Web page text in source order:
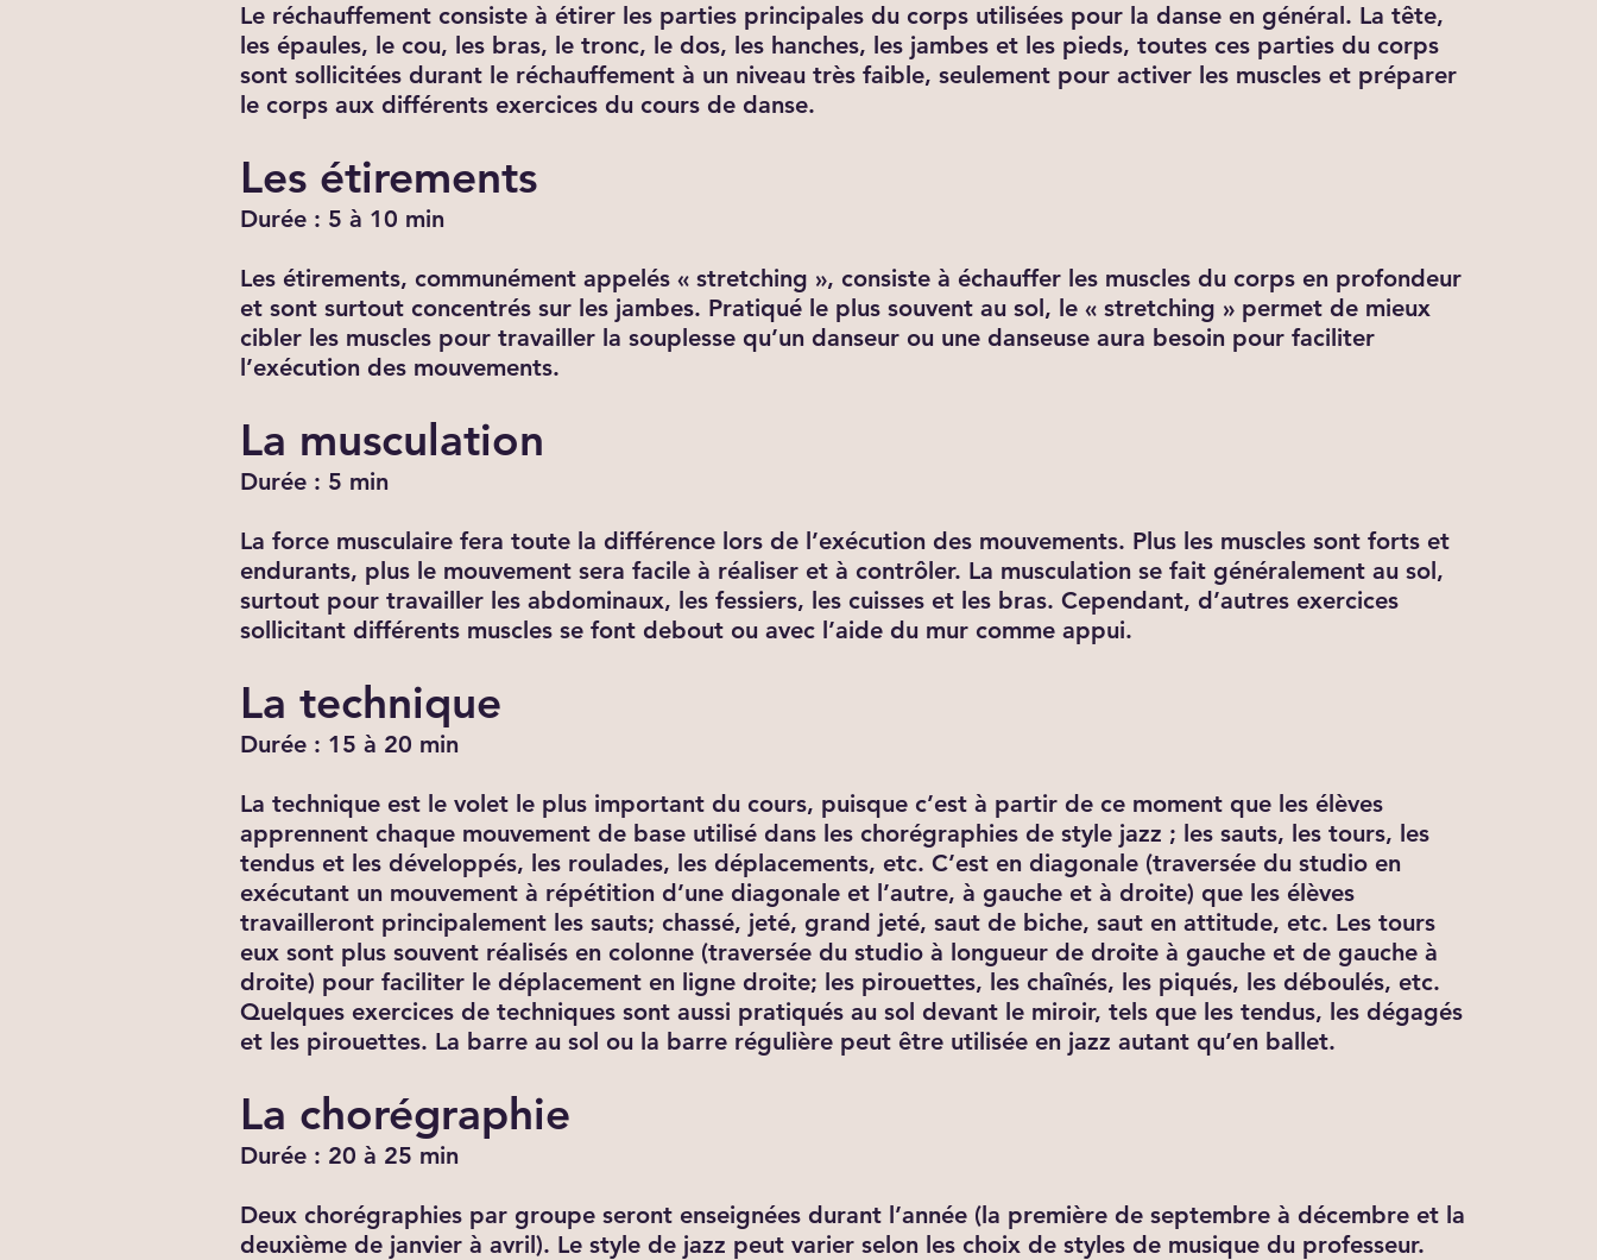
Le réchauffement consiste à étirer les parties principales du corps utilisées pour la danse en général. La tête,
les épaules, le cou, les bras, le tronc, le dos, les hanches, les jambes et les pieds, toutes ces parties du corps
sont sollicitées durant le réchauffement à un niveau très faible, seulement pour activer les muscles et préparer
le corps aux différents exercices du cours de danse.
Les étirements
Durée : 5 à 10 min
Les étirements, communément appelés « stretching », consiste à échauffer les muscles du corps en profondeur
et sont surtout concentrés sur les jambes. Pratiqué le plus souvent au sol, le « stretching » permet de mieux
cibler les muscles pour travailler la souplesse qu’un danseur ou une danseuse aura besoin pour faciliter
l’exécution des mouvements.
La musculation
Durée : 5 min
La force musculaire fera toute la différence lors de l’exécution des mouvements. Plus les muscles sont forts et
endurants, plus le mouvement sera facile à réaliser et à contrôler. La musculation se fait généralement au sol,
surtout pour travailler les abdominaux, les fessiers, les cuisses et les bras. Cependant, d’autres exercices
sollicitant différents muscles se font debout ou avec l’aide du mur comme appui.
La technique
Durée : 15 à 20 min
La technique est le volet le plus important du cours, puisque c’est à partir de ce moment que les élèves
apprennent chaque mouvement de base utilisé dans les chorégraphies de style jazz ; les sauts, les tours, les
tendus et les développés, les roulades, les déplacements, etc. C’est en diagonale (traversée du studio en
exécutant un mouvement à répétition d’une diagonale et l’autre, à gauche et à droite) que les élèves
travailleront principalement les sauts; chassé, jeté, grand jeté, saut de biche, saut en attitude, etc. Les tours
eux sont plus souvent réalisés en colonne (traversée du studio à longueur de droite à gauche et de gauche à
droite) pour faciliter le déplacement en ligne droite; les pirouettes, les chaînés, les piqués, les déboulés, etc.
Quelques exercices de techniques sont aussi pratiqués au sol devant le miroir, tels que les tendus, les dégagés
et les pirouettes. La barre au sol ou la barre régulière peut être utilisée en jazz autant qu’en ballet.
La chorégraphie
Durée : 20 à 25 min
Deux chorégraphies par groupe seront enseignées durant l’année (la première de septembre à décembre et la
deuxième de janvier à avril). Le style de jazz peut varier selon les choix de styles de musique du professeur.